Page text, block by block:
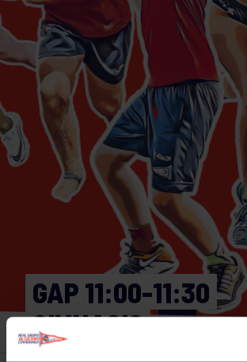
GAP 11:00-11:30
GIMNASIO